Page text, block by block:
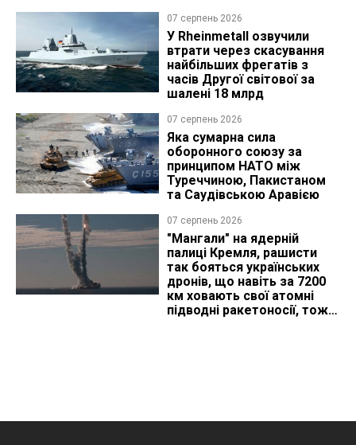
07 серпень 2026
У Rheinmetall озвучили
втрати через скасування
найбільших фрегатів з
часів Другої світової за
шалені 18 млрд
07 серпень 2026
Яка сумарна сила
оборонного союзу за
принципом НАТО між
Туреччиною, Пакистаном
та Саудівською Аравією
07 серпень 2026
"Мангали" на ядерній
палиці Кремля, рашисти
так бояться українських
дронів, що навіть за 7200
км ховають свої атомні
підводні ракетоносії, тож